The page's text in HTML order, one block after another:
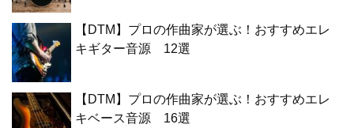
【DTM】プロの作曲家が選ぶ！おすすめエレ
キギター音源 12選
【DTM】プロの作曲家が選ぶ！おすすめエレ
キベース音源 16選